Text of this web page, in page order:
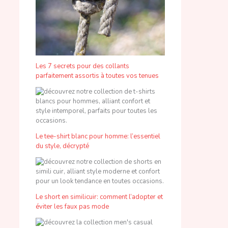
Les 7 secrets pour des collants
parfaitement assortis à toutes vos tenues
Le tee-shirt blanc pour homme: l’essentiel
du style, décrypté
Le short en similicuir: comment l’adopter et
éviter les faux pas mode